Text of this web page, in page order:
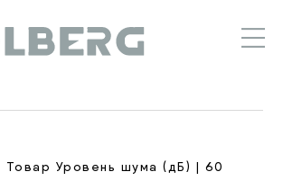
Товар Уровень шума (дБ) | 60